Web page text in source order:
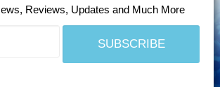
Reviews, Updates and Much More